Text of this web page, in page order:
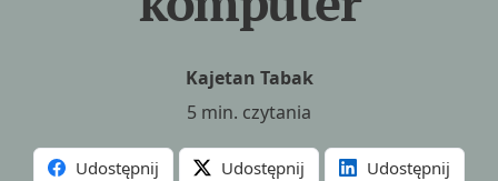
Kajetan Tabak
5 min. czytania
Udostępnij Udostępnij Udostępnij